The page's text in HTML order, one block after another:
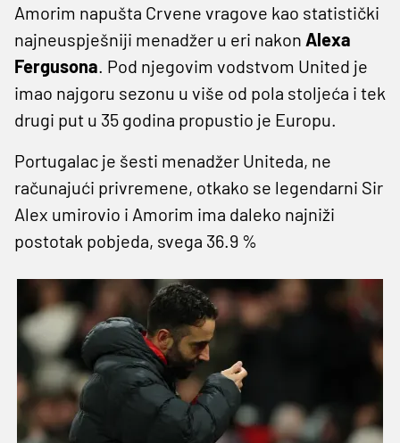
Amorim napušta Crvene vragove kao statistički
najneuspješniji menadžer u eri nakon Alexa
Fergusona. Pod njegovim vodstvom United je
imao najgoru sezonu u više od pola stoljeća i tek
drugi put u 35 godina propustio je Europu.
Portugalac je šesti menadžer Uniteda, ne
računajući privremene, otkako se legendarni Sir
Alex umirovio i Amorim ima daleko najniži
postotak pobjeda, svega 36.9 %